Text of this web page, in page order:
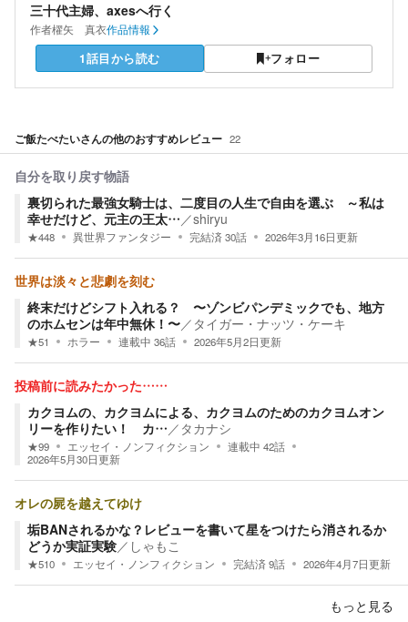
三十代主婦、axesへ行く
作者櫂矢 真衣作品情報
1話目から読む フォロー
ご飯たべたいさんの他のおすすめレビュー 22
自分を取り戻す物語
裏切られた最強女騎士は、二度目の人生で自由を選ぶ ～私は
幸せだけど、元主の王太… ／shiryu
★448 異世界ファンタジー 完結済30話 2026年3月16日更新
世界は淡々と悲劇を刻む
終末だけどシフト入れる？ 〜ゾンビパンデミックでも、地方
のホムセンは年中無休！〜／ タイガー・ナッツ・ケーキ
★51 ホラー 連載中 36話 2026年5月2日更新
投稿前に読みたかった……
カクヨムの、カクヨムによる、カクヨムのためのカクヨムオン
リーを作りたい！ カ… ／ タカナシ
★99 エッセイ・ノンフィクション 連載中 42話
2026年5月30日更新
オレの屍を越えてゆけ
垢BANされるかな？レビューを書いて星をつけたら消されるか
どうか実証実験／ しゃもこ
★510 エッセイ・ノンフィクション 完結済9話 2026年4月7日更新
もっと見る